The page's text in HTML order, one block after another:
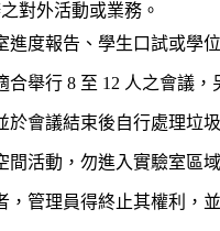
對外活動或業務。
進度報告、學生口試或學
合舉行 8 至 12 人之會議
於會議結束後自行處理垃
間活動，勿進入實驗室區域
，管理員得終止其權利，